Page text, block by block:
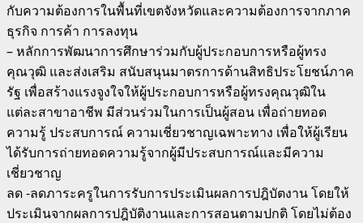
กับความต้องการในพื้นที่เขตจังหวัดและความต้องการจากภาค
ธุรกิจ การค้า การลงทุน
– หลักการพัฒนาการศึกษาร่วมกับผู้ประกอบการหรือผู้ทรง
คุณวุฒิ และส่งเสริม สนับสนุนมาตรการด้านสิทธิประโยชน์ภาค
รัฐ เพื่อสร้างแรงจูงใจให้ผู้ประกอบการหรือผู้ทรงคุณวุฒิใน
แต่ละสาขาอาชีพ มีส่วนร่วมในการเป็นผู้สอน เพื่อถ่ายทอด
ความรู้ ประสบการณ์ ความเชี่ยวชาญเฉพาะทาง เพื่อให้ผู้เรียน
ได้รับการถ่ายทอดความรู้จากผู้มีประสบการณ์และมีความ
เชี่ยวชาญ
ลด -ลดภาระครูในการรับการประเมินผลการปฎิบัตงาน โดยให้
ประเมินจากผลการปฎิบัติงานและการสอนตามปกติ โดยไม่ต้อง